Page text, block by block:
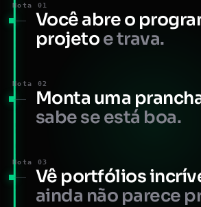
Nota 01
Você abre o
projetoe trava.
Nota 02
Monta uma
sabe se está boa.
Nota 03
Vê portfólios
ainda não parece